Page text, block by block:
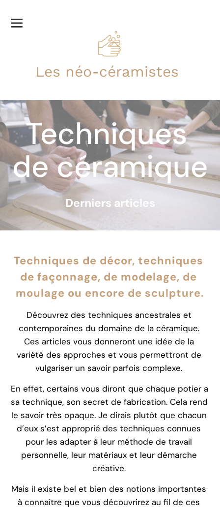
Les néo-céramistes
Techniques
de céramique
Derniers articles
Techniques de décor, techniques
de façonnage, de modelage, de
moulage ou encore de sculpture.
Découvrez des techniques ancestrales et
contemporaines du domaine de la céramique.
Ces articles vous donneront une idée de la
variété des approches et vous permettront de
vulgariser un savoir parfois complexe.
En effet, certains vous diront que chaque potier a
sa technique, son secret de fabrication. Cela rend
le savoir très opaque. Je dirais plutôt que chacun
d’eux s’est approprié des techniques connues
pour les adapter à leur méthode de travail
personnelle, leur matériaux et leur démarche
créative.
Mais il existe bel et bien des notions importantes
à connaître que vous découvrirez au fil de ces